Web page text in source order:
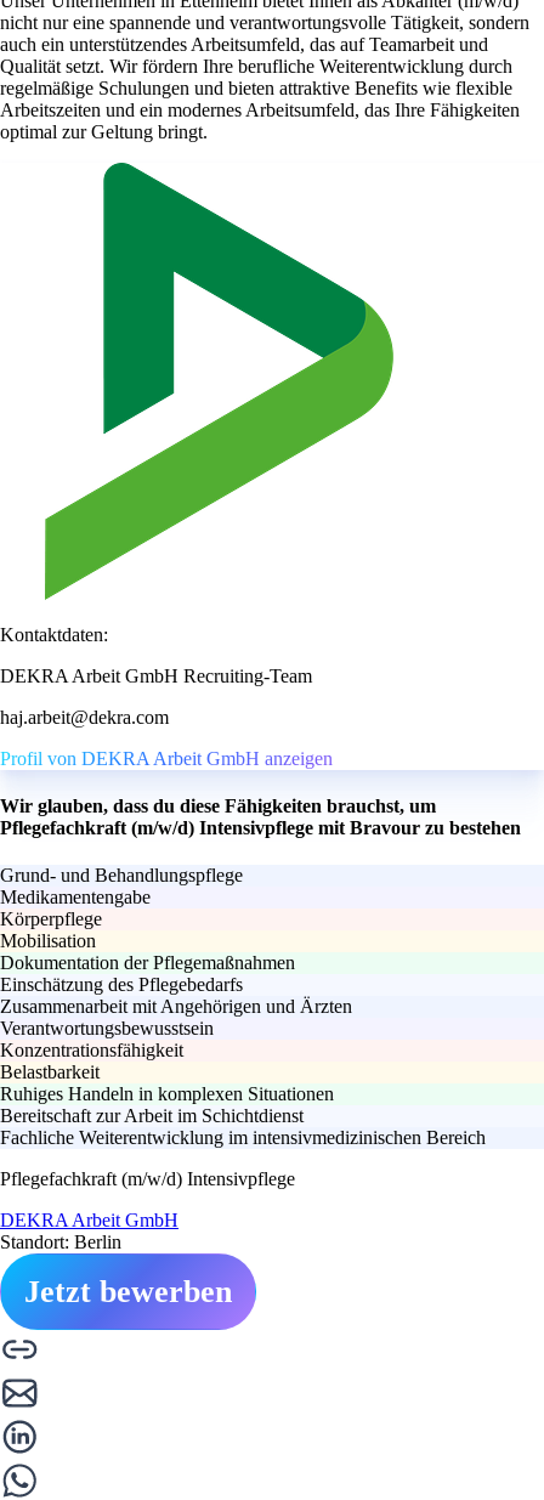
nicht nur eine spannende und verantwortungsvolle Tätigkeit, sondern
auch ein unterstützendes Arbeitsumfeld, das auf Teamarbeit und
Qualität setzt. Wir fördern Ihre berufliche Weiterentwicklung durch
regelmäßige Schulungen und bieten attraktive Benefits wie flexible
Arbeitszeiten und ein modernes Arbeitsumfeld, das Ihre Fähigkeiten
optimal zur Geltung bringt.
Kontaktdaten:
DEKRA Arbeit GmbH Recruiting-Team
haj.arbeit@dekra.com
Profil von DEKRA Arbeit GmbH anzeigen
Wir glauben, dass du diese Fähigkeiten brauchst, um
Pflegefachkraft (m/w/d) Intensivpflege mit Bravour zu bestehen
Grund- und Behandlungspflege
Medikamentengabe
Körperpflege
Mobilisation
Dokumentation der Pflegemaßnahmen
Einschätzung des Pflegebedarfs
Zusammenarbeit mit Angehörigen und Ärzten
Verantwortungsbewusstsein
Konzentrationsfähigkeit
Belastbarkeit
Ruhiges Handeln in komplexen Situationen
Bereitschaft zur Arbeit im Schichtdienst
Fachliche Weiterentwicklung im intensivmedizinischen Bereich
Pflegefachkraft (m/w/d) Intensivpflege
DEKRA Arbeit GmbH
Standort: Berlin
Jetzt bewerben